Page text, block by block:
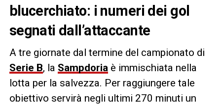
blucerchiato: i numeri dei gol
segnati dall’attaccante
A tre giornate dal termine del campionato di
Serie B, la Sampdoria è immischiata nella
lotta per la salvezza. Per raggiungere tale
obiettivo servirà negli ultimi 270 minuti un